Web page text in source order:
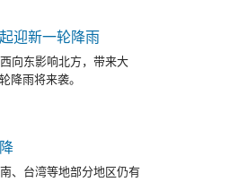
迎新一轮降雨
向东影响北方，带来大
降雨将来袭。
、台湾等地部分地区仍有